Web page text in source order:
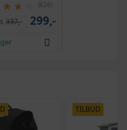
(626)
337,- 299,-
TILBUD